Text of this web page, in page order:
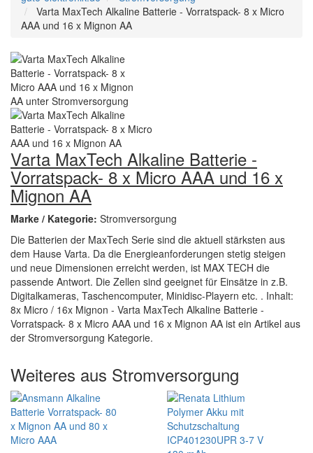
Varta MaxTech Alkaline Batterie - Vorratspack- 8 x Micro
AAA und 16 x Mignon AA
Varta MaxTech Alkaline Batterie -
Vorratspack- 8 x Micro AAA und 16 x
Mignon AA
Marke / Kategorie: Stromversorgung
Die Batterien der MaxTech Serie sind die aktuell stärksten aus
dem Hause Varta. Da die Energieanforderungen stetig steigen
und neue Dimensionen erreicht werden, ist MAX TECH die
passende Antwort. Die Zellen sind geeignet für Einsätze in z.B.
Digitalkameras, Taschencomputer, Minidisc-Playern etc. . Inhalt:
8x Micro / 16x Mignon - Varta MaxTech Alkaline Batterie -
Vorratspack- 8 x Micro AAA und 16 x Mignon AA ist ein Artikel aus
der Stromversorgung Kategorie.
Weiteres aus Stromversorgung